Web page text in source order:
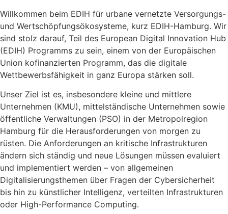
Willkommen beim EDIH für urbane vernetzte Versorgungs-
und Wertschöpfungsökosysteme, kurz EDIH-Hamburg. Wir
sind stolz darauf, Teil des European Digital Innovation Hub
(EDIH) Programms zu sein, einem von der Europäischen
Union kofinanzierten Programm, das die digitale
Wettbewerbsfähigkeit in ganz Europa stärken soll.
Unser Ziel ist es, insbesondere kleine und mittlere
Unternehmen (KMU), mittelständische Unternehmen sowie
öffentliche Verwaltungen (PSO) in der Metropolregion
Hamburg für die Herausforderungen von morgen zu
rüsten. Die Anforderungen an kritische Infrastrukturen
ändern sich ständig und neue Lösungen müssen evaluiert
und implementiert werden – von allgemeinen
Digitalisierungsthemen über Fragen der Cybersicherheit
bis hin zu künstlicher Intelligenz, verteilten Infrastrukturen
oder High-Performance Computing.